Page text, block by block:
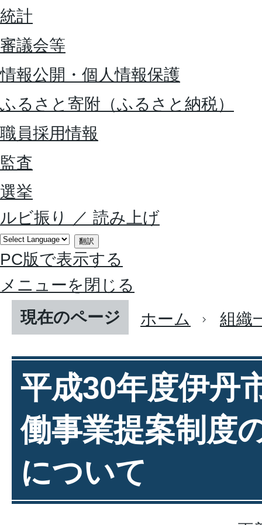
統計
審議会等
情報公開・個人情報保護
ふるさと寄附（ふるさと納税）
職員採用情報
監査
選挙
ルビ振り
／ 読み上げ
翻訳
PC版で表示する
メニューを閉じる
現在のページ
ホーム 組織
平成30年度伊丹
働事業提案制度
について